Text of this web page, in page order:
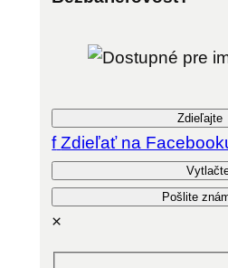
Zdieľajte
f Zdieľať na
Pošlite
×